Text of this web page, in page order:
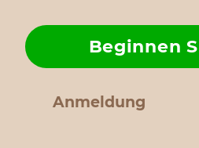
Anmeldung
Beginnen